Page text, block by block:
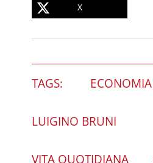
X
TAGS: ECONOMIA
LUIGINO BRUNI
VITA QUOTIDIANA